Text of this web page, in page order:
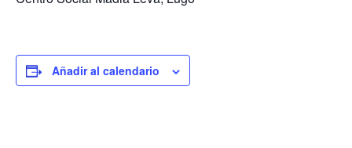
Añadir al calendario